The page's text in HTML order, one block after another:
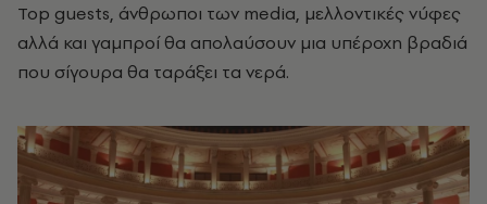
Top guests, άνθρωποι των media, μελλοντικές νύφες
αλλά και γαμπροί θα απολαύσουν μια υπέροχη βραδιά
που σίγουρα θα ταράξει τα νερά.